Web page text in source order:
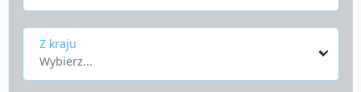
Z kraju
Wybierz...